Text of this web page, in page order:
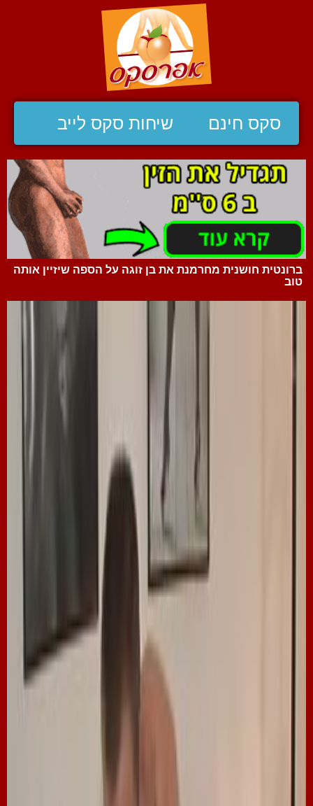
סקס חינם שיחות סקס לייב
ברונטית חושנית מחרמנת את בן זוגה על הספה שיזיין אותה
טוב